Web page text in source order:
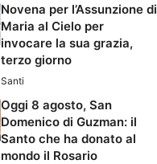
Novena per l’Assunzione di
Maria al Cielo per
invocare la sua grazia,
terzo giorno
Santi
Oggi 8 agosto, San
Domenico di Guzman: il
Santo che ha donato al
mondo il Rosario